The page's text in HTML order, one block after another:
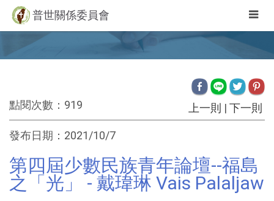
普世關係委員會
點閱次數：919 上一則 | 下一則
發布日期：2021/10/7
第四屆少數民族青年論壇--福島
之「光」 - 戴瑋琳 Vais Palaljaw